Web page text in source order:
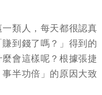
類人，每天都很認真
到錢了嗎？」得到的
會這樣呢？根據張捷
半功倍」的原因大致